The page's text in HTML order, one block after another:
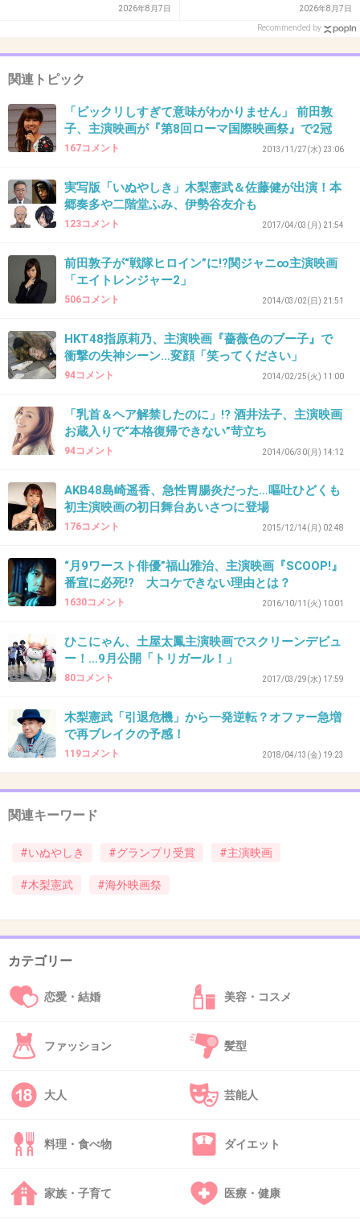
-4
35. 匿名 2018/04/16(月) 10:47:49
ミスキャスト
+6 -11
36. 匿名2018/04/16(月) 10:48:23
早く観たいな
+9 -1
中だるみの無さそうな疾走感のある映画好き！
-0
38. 匿名2018/04/16(月) 11:01:44
すみません
39. 匿名2018/04/16(月) 11:11:18
+20 -2
40. 匿名2018/04/16(月) 11:25:47
最後泣いたよ。
木梨さんの演技は見たことないけど、気になる
41. 匿名2018/04/16(月) 11:47:43
のりさんは嫌いだけどいぬやしきが好きなので見に行く。
犬屋敷さんはもっと年とった地味な人がよかったよ。
原作のいぬやしきさんが魅力的なキャラすぎてのりさんに
原作ファンに叩かれそう。
ったフラッシュバック」2026年8月7日
視」して居座られました。無
理やり奪われた席は、結局“や
のでしょうか？
2026年8月7日
Recommended by
関連トピック
「ビックリしすぎて意味がわかりません」 前田敦
子、主演映画が『第8回ローマ国際映画祭』で2冠
167コメント 2013/11/27(水) 23:06
実写版「いぬやしき」木梨憲武＆佐藤健が出演！本
郷奏多や二階堂ふみ、伊勢谷友介も
123コメント 2017/04/03(月) 21:54
前田敦子が“戦隊ヒロイン”に!?関ジャニ∞主演映画
「エイトレンジャー2」
506コメント 2014/03/02(日) 21:51
HKT48指原莉乃、主演映画『薔薇色のブー子』で
衝撃の失神シーン…変顔「笑ってください」
94コメント 2014/02/25(火) 11:00
「乳首＆ヘア解禁したのに」!? 酒井法子、主演映画
お蔵入りで“本格復帰できない”苛立ち
94コメント 2014/06/30(月) 14:12
AKB48島崎遥香、急性胃腸炎だった…嘔吐ひどくも
初主演映画の初日舞台あいさつに登場
176コメント 2015/12/14(月) 02:48
“月9ワースト俳優”福山雅治、主演映画『SCOOP!』
番宣に必死!? 大コケできない理由とは？
1630コメント 2016/10/11(火) 10:01
ひこにゃん、土屋太鳳主演映画でスクリーンデビュ
ー！…9月公開「トリガール！」
80コメント 2017/03/29(水) 17:59
木梨憲武「引退危機」から一発逆転？オファー急増
で再ブレイクの予感！
119コメント 2018/04/13(金) 19:23
関連キーワード
#いぬやしき #グランプリ受賞 #主演映画
#木梨憲武 #海外映画祭
カテゴリー
恋愛・結婚 美容・コスメ
ファッション 髪型
大人 芸能人
料理・食べ物 ダイエット
家族・子育て 医療・健康